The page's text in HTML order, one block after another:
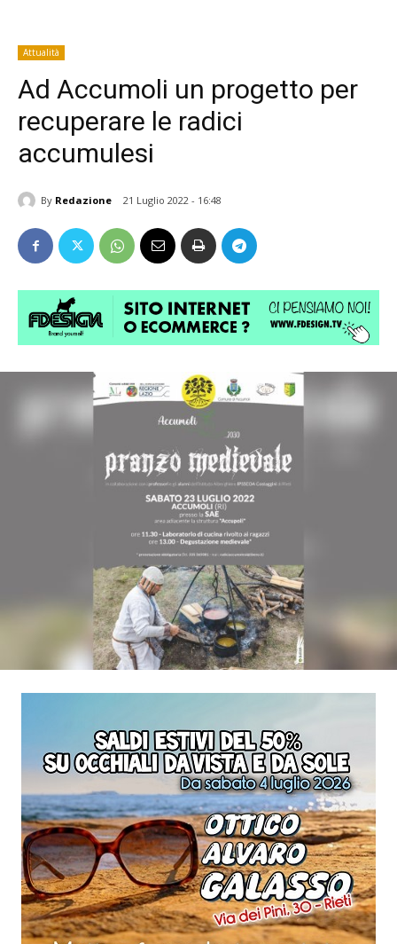
Attualità
Ad Accumoli un progetto per
recuperare le radici
accumulesi
By Redazione 21 Luglio 2022 - 16:48